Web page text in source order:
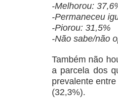
-Melhorou:
-Permaneceu
-Piorou: 31,5%
-Não sabe/não
Também não
a parcela dos
prevalente
(32,3%).